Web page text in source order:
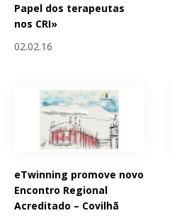
Papel dos terapeutas
nos CRI»
02.02.16
eTwinning promove novo
Encontro Regional
Acreditado – Covilhã